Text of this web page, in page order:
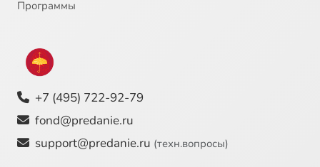
Программы
+7 (495) 722-92-79
fond@predanie.ru
support@predanie.ru (техн.вопросы)